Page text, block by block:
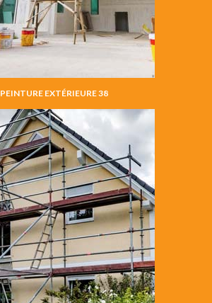
PEINTURE EXTÉRIEURE 38